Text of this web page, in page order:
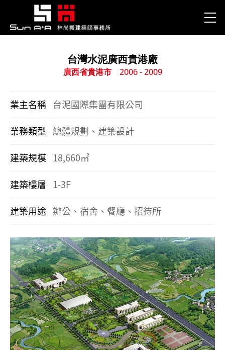
台灣水泥廣西貴港廠
廣西省貴港市2006 - 2009
業主名稱 台泥國際集團有限公司
業務類型 總體規劃、建築設計
建築規模 18,660㎡
建築樓層 1-3F
建築用途 辦公、宿舍、餐廳、招待所